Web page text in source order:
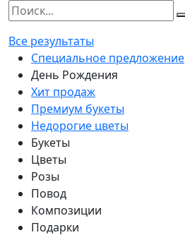
Все результаты
Специальное предложение
День Рождения
Хит продаж
Премиум букеты
Недорогие цветы
Букеты
Цветы
Розы
Повод
Композиции
Подарки